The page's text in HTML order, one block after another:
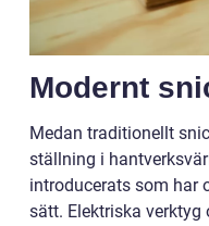
Modernt
Medan traditionellt
ställning i
introducerats som har
sätt. Elektriska verktyg